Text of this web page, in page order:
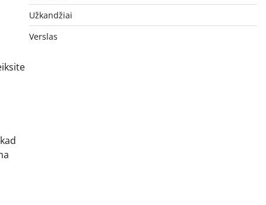
Užkandžiai
Verslas